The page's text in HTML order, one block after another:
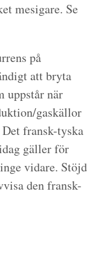
mesigare. Se
på
att bryta
uppstår när
gaskällor
fransk-tyska
gäller för
vidare. Stöjd
den fransk-